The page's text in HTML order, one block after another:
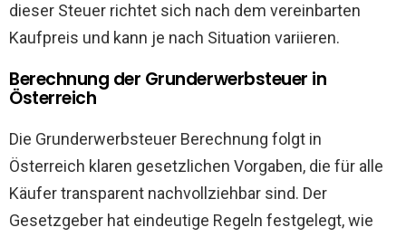
dieser Steuer richtet sich nach dem vereinbarten
Kaufpreis und kann je nach Situation variieren.
Berechnung der Grunderwerbsteuer in
Österreich
Die Grunderwerbsteuer Berechnung folgt in
Österreich klaren gesetzlichen Vorgaben, die für alle
Käufer transparent nachvollziehbar sind. Der
Gesetzgeber hat eindeutige Regeln festgelegt, wie